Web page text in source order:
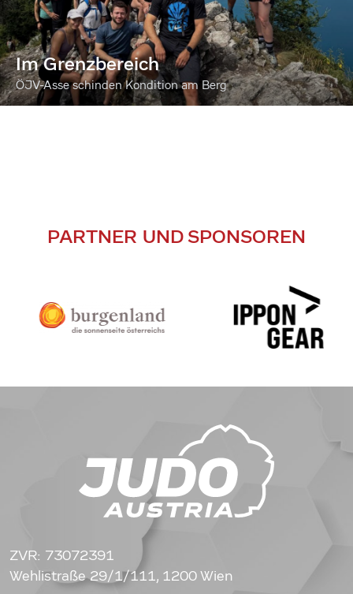
Im Grenzbereich
ÖJV-Asse schinden Kondition am Berg
PARTNER UND SPONSOREN
ZVR: 73072391
Wehlistraße 29/1/111, 1200 Wien